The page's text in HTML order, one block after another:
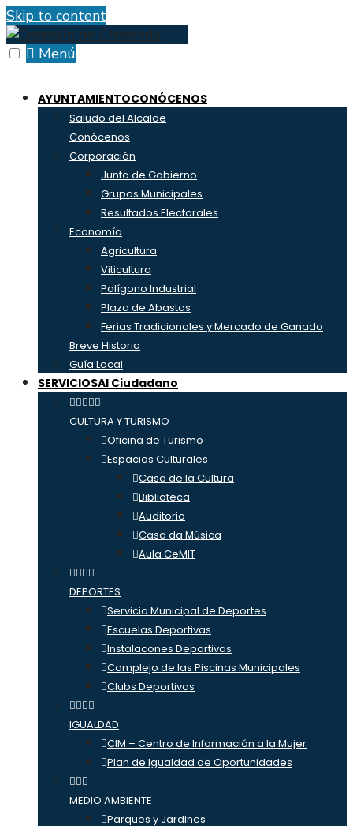
Skip to content
Menú
AYUNTAMIENTOCONÓCENOS
Saludo del Alcalde
Conócenos
Corporación
Junta de Gobierno
Grupos Municipales
Resultados Electorales
Economía
Agricultura
Viticultura
Polígono Industrial
Plaza de Abastos
Ferias Tradicionales y Mercado de Ganado
Breve Historia
Guía Local
SERVICIOSAl Ciudadano
CULTURA Y TURISMO
Oficina de Turismo
Espacios Culturales
Casa de la Cultura
Biblioteca
Auditorio
Casa da Música
Aula CeMIT
DEPORTES
Servicio Municipal de Deportes
Escuelas Deportivas
Instalacones Deportivas
Complejo de las Piscinas Municipales
Clubs Deportivos
IGUALDAD
CIM – Centro de Información a la Mujer
Plan de Igualdad de Oportunidades
MEDIO AMBIENTE
Parques y Jardines